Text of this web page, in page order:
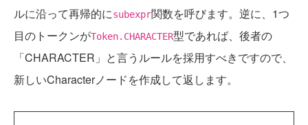
ルに沿って再帰的にsubexpr関数を呼びます。逆に、1つ
目のトークンがToken.CHARACTER型であれば、後者の
「CHARACTER」と言うルールを採用すべきですので、
新しいCharacterノードを作成して返します。